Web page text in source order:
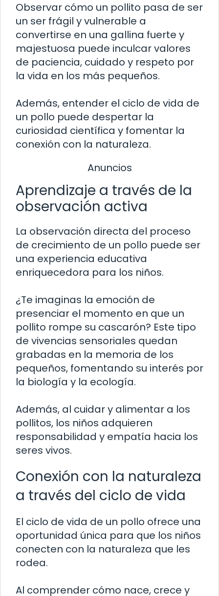
Observar cómo un pollito pasa de ser
un ser frágil y vulnerable a
convertirse en una gallina fuerte y
majestuosa puede inculcar valores
de paciencia, cuidado y respeto por
la vida en los más pequeños.
Además, entender el ciclo de vida de
un pollo puede despertar la
curiosidad científica y fomentar la
conexión con la naturaleza.
Anuncios
Aprendizaje a través de la
observación activa
La observación directa del proceso
de crecimiento de un pollo puede ser
una experiencia educativa
enriquecedora para los niños.
¿Te imaginas la emoción de
presenciar el momento en que un
pollito rompe su cascarón? Este tipo
de vivencias sensoriales quedan
grabadas en la memoria de los
pequeños, fomentando su interés por
la biología y la ecología.
Además, al cuidar y alimentar a los
pollitos, los niños adquieren
responsabilidad y empatía hacia los
seres vivos.
Conexión con la naturaleza
a través del ciclo de vida
El ciclo de vida de un pollo ofrece una
oportunidad única para que los niños
conecten con la naturaleza que les
rodea.
Al comprender cómo nace, crece y